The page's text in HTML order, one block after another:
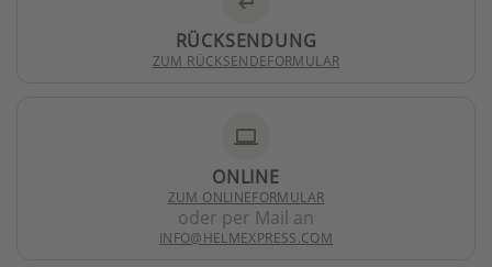
RÜCKSENDUNG
ZUM RÜCKSENDEFORMULAR
laptop
ONLINE
ZUM ONLINEFORMULAR
oder per Mail an
INFO@HELMEXPRESS.COM